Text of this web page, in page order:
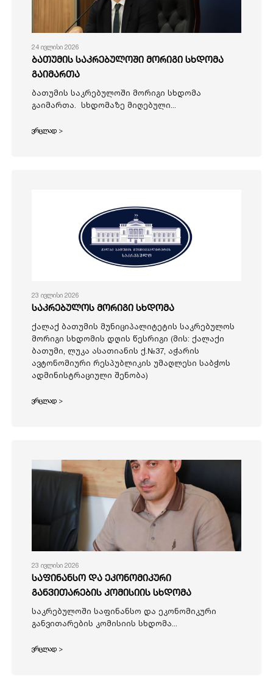
24 ივლისი 2026
ბათუმის საკრებულოში მორიგი სხდომა
გაიმართა
ბათუმის საკრებულოში მორიგი სხდომა
გაიმართა. სხდომაზე მიღებული...
ვრცლად >
23 ივლისი 2026
საკრებულოს მორიგი სხდომა
ქალაქ ბათუმის მუნიციპალიტეტის საკრებულოს
მორიგი სხდომის დღის წესრიგი (მის: ქალაქი
ბათუმი, ლუკა ასათიანის ქ.№37, აჭარის
ავტონომიური რესპუბლიკის უმაღლესი საბჭოს
ადმინისტრაციული შენობა)
ვრცლად >
23 ივლისი 2026
საფინანსო და ეკონომიკური
განვითარების კომისიის სხდომა
საკრებულოში საფინანსო და ეკონომიკური
განვითარების კომისიის სხდომა...
ვრცლად >